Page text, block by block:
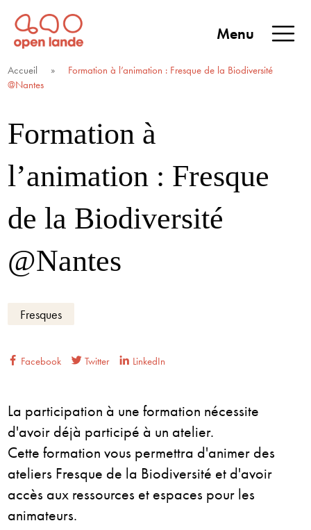
Aller
directement
au
contenu
TERRITOIRES
Open Lande
Entreprises & territoires
Menu
Accueil »
Formation à l’animation : Fresque de la Biodiversité
@Nantes
Formation à
l’animation : Fresque
de la Biodiversité
@Nantes
Fresques
Facebook Twitter LinkedIn
La participation à une formation nécessite
d'avoir déjà participé à un atelier.
Cette formation vous permettra d'animer des
ateliers Fresque de la Biodiversité et d'avoir
accès aux ressources et espaces pour les
animateurs.